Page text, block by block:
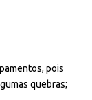
pois
quebras;